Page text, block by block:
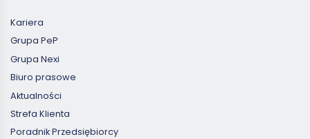
Kariera
Grupa PeP
Grupa Nexi
Biuro prasowe
Aktualności
Strefa Klienta
Poradnik Przedsiębiorcy